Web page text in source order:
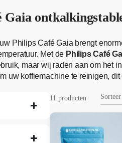
Gaia
Philips Café Gaia brengt
Met de Philips Café
maar wij raden aan om het
uw koffiemachine te reinigen,
11 producten